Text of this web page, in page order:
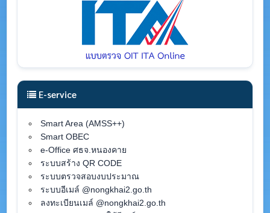
E-service
Smart Area (AMSS++)
Smart OBEC
e-Office ศธจ.หนองคาย
ระบบสร้าง QR CODE
ระบบตรวจสอบงบประมาณ
ระบบอีเมล์ @nongkhai2.go.th
ลงทะเบียนเมล์ @nongkhai2.go.th